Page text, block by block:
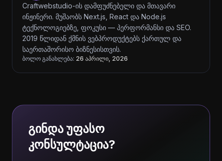
Craftwebstudio-ის დამფუძნებელი და მთავარი
ინჟინერი. მუშაობს Next.js, React და Node.js
ტექნოლოგიებზე, ფოკუსი — პერფორმანსი და SEO.
2019 წლიდან ქმნის ვებპროდუქტებს ქართულ და
საერთაშორისო ბიზნესისთვის.
ბოლო განახლება: 26 აპრილი, 2026
გინდა უფასო
კონსულტაცია?